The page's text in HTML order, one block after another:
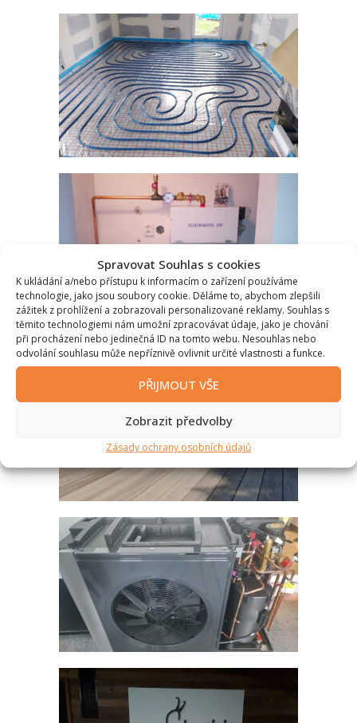
Spravovat Souhlas s cookies
K ukládání a/nebo přístupu k informacím o zařízení používáme
technologie, jako jsou soubory cookie. Děláme to, abychom zlepšili
zážitek z prohlížení a zobrazovali personalizované reklamy. Souhlas s
těmito technologiemi nám umožní zpracovávat údaje, jako je chování
při procházení nebo jedinečná ID na tomto webu. Nesouhlas nebo
odvolání souhlasu může nepříznivě ovlivnit určité vlastnosti a funkce.
PŘIJMOUT VŠE
Zobrazit předvolby
Zásady ochrany osobních údajů